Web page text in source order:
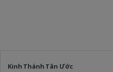
Kinh Thánh Tân Ước